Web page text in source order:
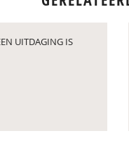
UITDAGING IS